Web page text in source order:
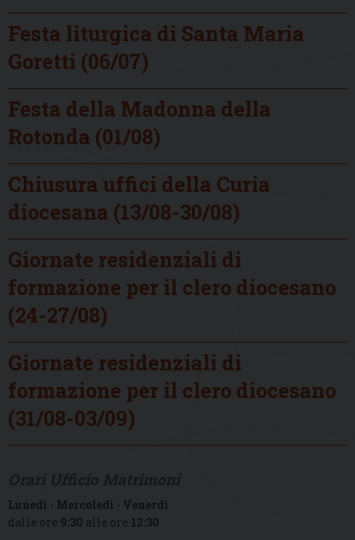
Festa liturgica di Santa Maria
Goretti (06/07)
Festa della Madonna della
Rotonda (01/08)
Chiusura uffici della Curia
diocesana (13/08-30/08)
Giornate residenziali di
formazione per il clero diocesano
(24-27/08)
Giornate residenziali di
formazione per il clero diocesano
(31/08-03/09)
Lunedì - Mercoledì - Venerdì
dalle ore 9:30 alle ore 12:30